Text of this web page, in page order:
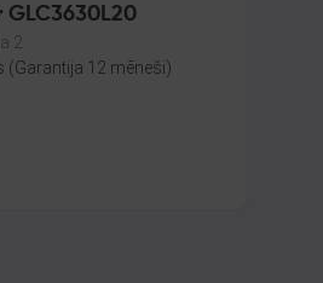
GLC3630L20
2
(Garantija 12 mēneši)